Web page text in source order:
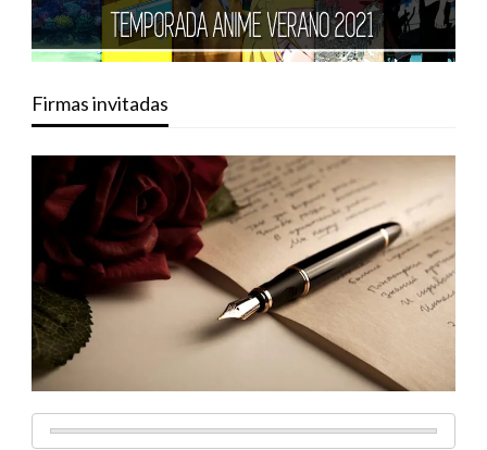
Firmas invitadas